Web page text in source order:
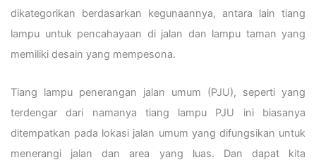
dikategorikan berdasarkan kegunaannya, antara lain tiang
lampu untuk pencahayaan di jalan dan lampu taman yang
memiliki desain yang mempesona.
Tiang lampu penerangan jalan umum (PJU), seperti yang
terdengar dari namanya tiang lampu PJU ini biasanya
ditempatkan pada lokasi jalan umum yang difungsikan untuk
menerangi jalan dan area yang luas. Dan dapat kita